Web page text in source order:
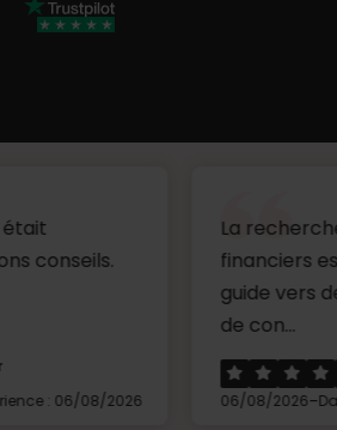
2026
La recherche de
financiers est rapide,
guide vers des
06/08/2026
Date